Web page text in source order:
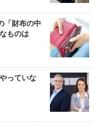
「財布の中
ものは
っていな